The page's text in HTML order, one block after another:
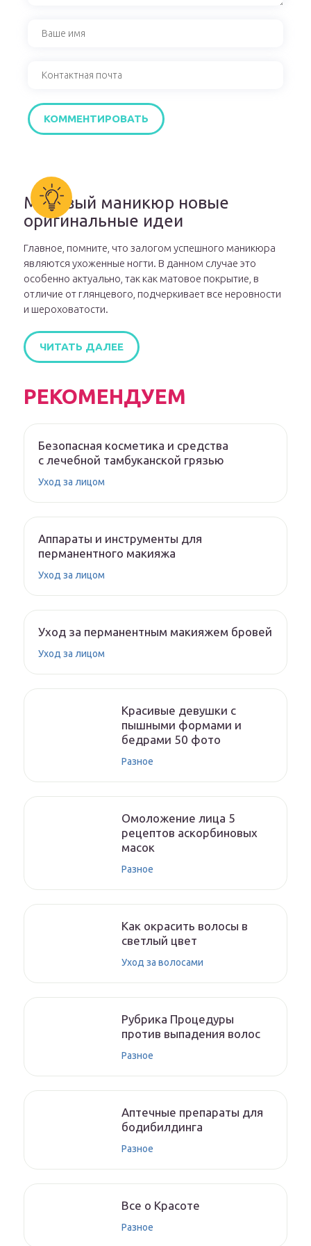
Матовый маникюр новые
оригинальные идеи
Главное, помните, что залогом успешного маникюра
являются ухоженные ногти. В данном случае это
особенно актуально, так как матовое покрытие, в
отличие от глянцевого, подчеркивает все неровности
и шероховатости.
ЧИТАТЬ ДАЛЕЕ
РЕКОМЕНДУЕМ
Безопасная косметика и средства
с лечебной тамбуканской грязью
Уход за лицом
Аппараты и инструменты для
перманентного макияжа
Уход за лицом
Уход за перманентным макияжем бровей
Уход за лицом
Красивые девушки с
пышными формами и
бедрами 50 фото
Разное
Омоложение лица 5
рецептов аскорбиновых
масок
Разное
Как окрасить волосы в
светлый цвет
Уход за волосами
Рубрика Процедуры
против выпадения волос
Разное
Аптечные препараты для
бодибилдинга
Разное
Все о Красоте
Разное